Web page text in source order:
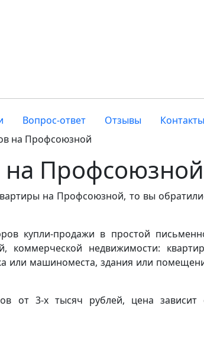
Вопрос-ответ Отзывы Контакты
на Профсоюзной
на Профсоюзной
на Профсоюзной, то вы
купли-продажи в простой
коммерческой недвижимости:
или машиноместа, здания или
от 3-х тысяч рублей, цена зависит